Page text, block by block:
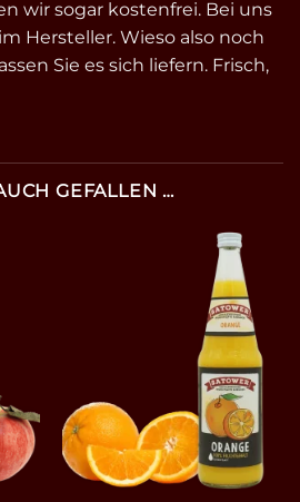
wir sogar kostenfrei. Bei uns
Hersteller. Wieso also noch
Sie es sich liefern. Frisch,
GEFALLEN …